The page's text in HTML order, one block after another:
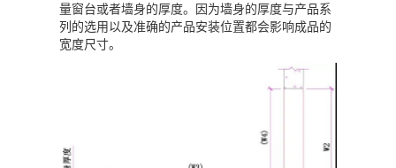
量窗台或者墙身的厚度。因为墙身的厚度与产品系
列的选用以及准确的产品安装位置都会影响成品的
宽度尺寸。